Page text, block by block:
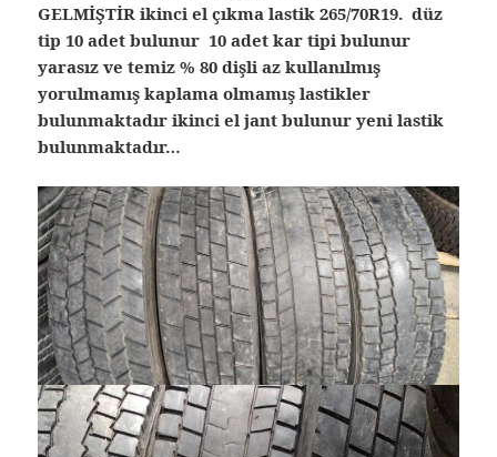
GELMİŞTİR ikinci el çıkma lastik 265/70R19. düz
tip 10 adet bulunur 10 adet kar tipi bulunur
yarasız ve temiz % 80 dişli az kullanılmış
yorulmamış kaplama olmamış lastikler
bulunmaktadır ikinci el jant bulunur yeni lastik
bulunmaktadır…